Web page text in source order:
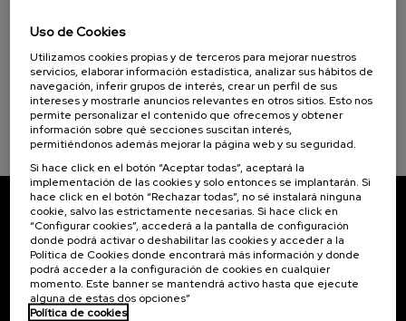
Cursos para Tod@s (1)
Objetivos de desarrollo sostenible
Incendios forestales ¿cómo afrontarlos? II
10 h. Español .
...
DESDE 25 €
Últimas
Gratuito
Fecha
Lista
espera
Plazo
matrícula
finalizado
Suscríbete a nuestro boletín
Inscríbete para ser el primero/a en recibir las
novedades de UIK.
Suscribirse
Uso de Cookies
Utilizamos cookies propias y de terceros para mejorar nuestros
servicios, elaborar información estadística, analizar sus hábitos de
navegación, inferir grupos de interés, crear un perfil de sus
intereses y mostrarle anuncios relevantes en otros sitios. Esto nos
permite personalizar el contenido que ofrecemos y obtener
información sobre qué secciones suscitan interés,
permitiéndonos además mejorar la página web y su seguridad.
Si hace click en el botón “Aceptar todas”, aceptará la
implementación de las cookies y solo entonces se implantarán. Si
hace click en el botón “Rechazar todas”, no sé instalará ninguna
cookie, salvo las estrictamente necesarias. Si hace click en
“Configurar cookies”, accederá a la pantalla de configuración
donde podrá activar o deshabilitar las cookies y acceder a la
Política de Cookies donde encontrará más información y donde
podrá acceder a la configuración de cookies en cualquier
momento. Este banner se mantendrá activo hasta que ejecute
alguna de estas dos opciones”
Política de cookies